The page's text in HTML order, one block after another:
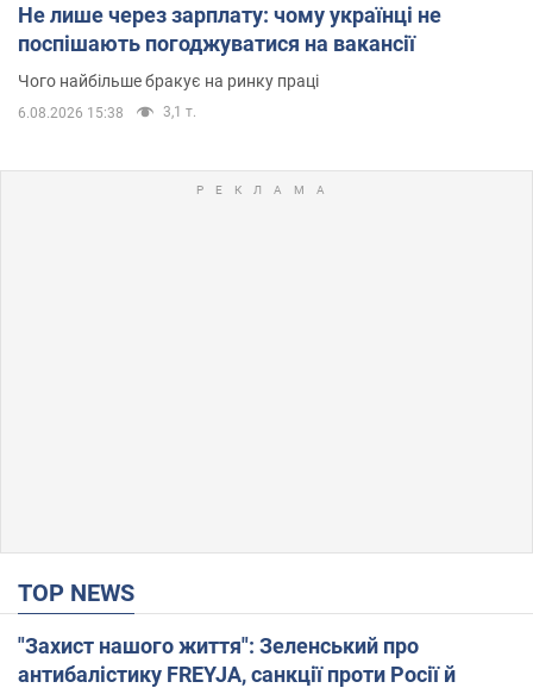
Не лише через зарплату: чому українці не
поспішають погоджуватися на вакансії
Чого найбільше бракує на ринку праці
6.08.2026 15:38 3,1 т.
TOP NEWS
"Захист нашого життя": Зеленський про
антибалістику FREYJA, санкції проти Росії й